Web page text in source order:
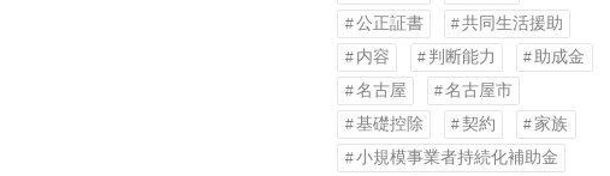
公正証書
共同生活援助
内容
判断能力
助成金
名古屋
名古屋市
基礎控除
契約
家族
小規模事業者持続化補助金